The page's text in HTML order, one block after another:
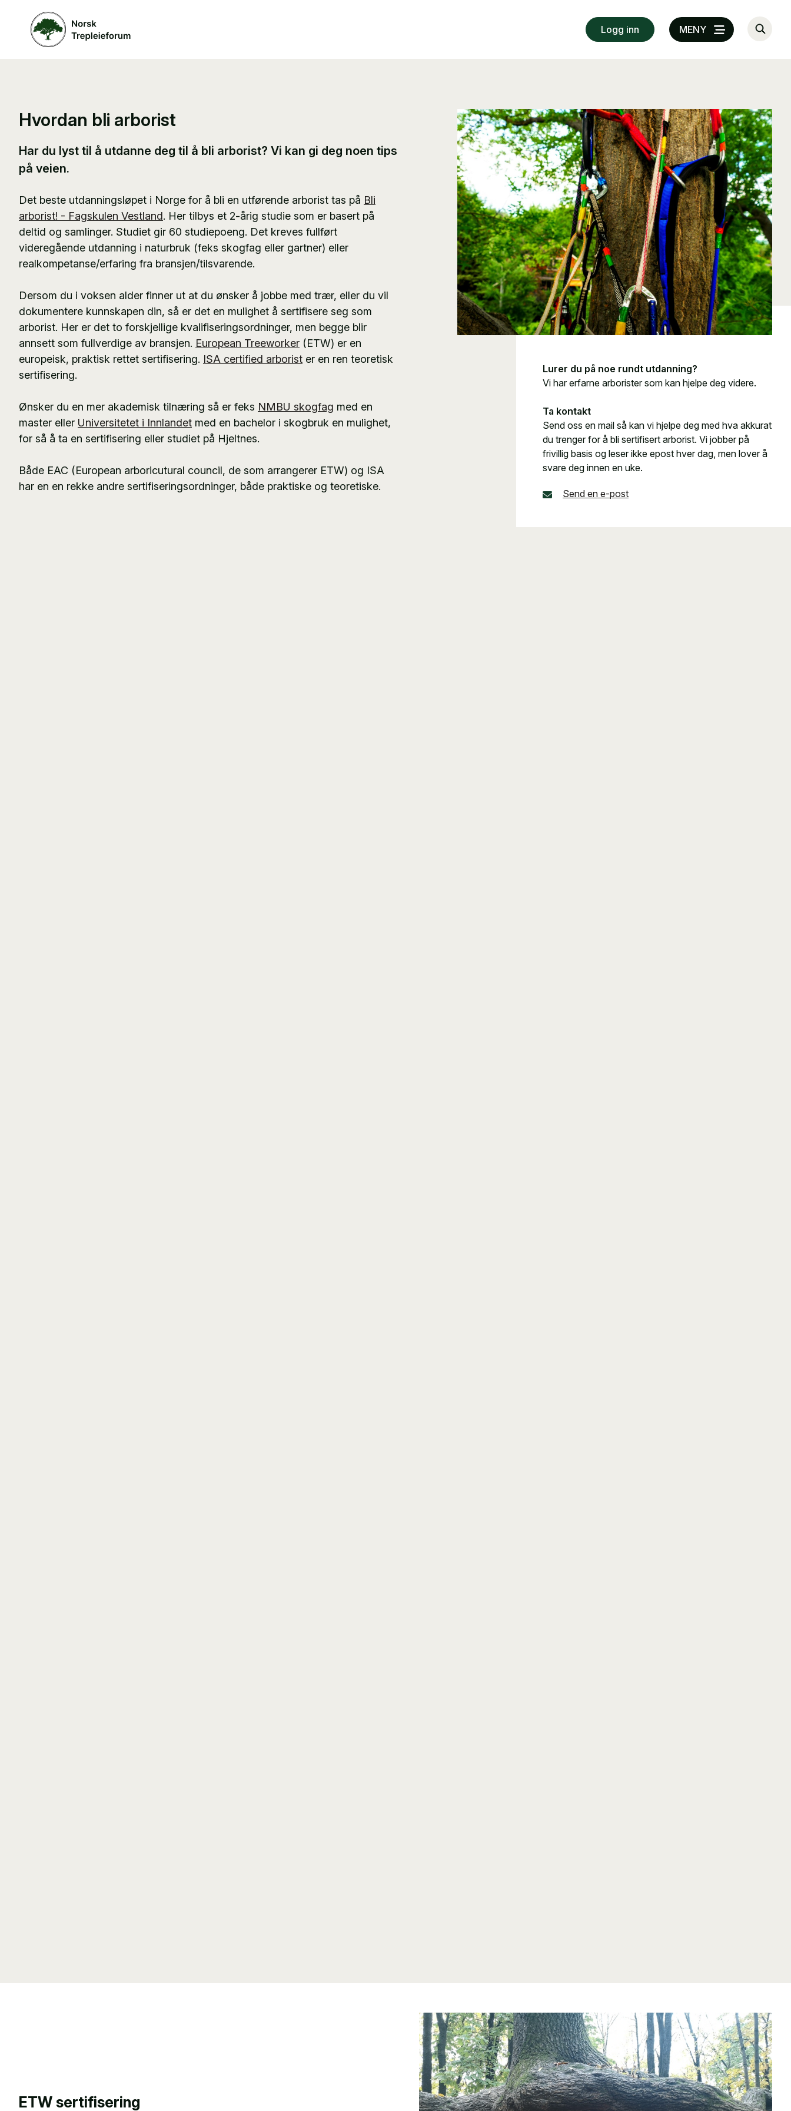
Logg inn MENY
Hvordan bli arborist
Har du lyst til å utdanne deg til å bli arborist? Vi kan gi deg noen tips
på veien.
Det beste utdanningsløpet i Norge for å bli en utførende arborist tas på Bli
arborist! - Fagskulen Vestland. Her tilbys et 2-årig studie som er basert på
deltid og samlinger. Studiet gir 60 studiepoeng. Det kreves fullført
videregående utdanning i naturbruk (feks skogfag eller gartner) eller
realkompetanse/erfaring fra bransjen/tilsvarende.
Dersom du i voksen alder finner ut at du ønsker å jobbe med trær, eller du vil
dokumentere kunnskapen din, så er det en mulighet å sertifisere seg som
arborist. Her er det to forskjellige kvalifiseringsordninger, men begge blir
annsett som fullverdige av bransjen. European Treeworker (ETW) er en
europeisk, praktisk rettet sertifisering. ISA certified arborist er en ren teoretisk
sertifisering.
Ønsker du en mer akademisk tilnæring så er feks NMBU skogfag med en
master eller Universitetet i Innlandet med en bachelor i skogbruk en mulighet,
for så å ta en sertifisering eller studiet på Hjeltnes.
Både EAC (European arboricutural council, de som arrangerer ETW) og ISA
har en en rekke andre sertifiseringsordninger, både praktiske og teoretiske.
Lurer du på noe rundt utdanning?
Vi har erfarne arborister som kan hjelpe deg videre.
Ta kontakt
Send oss en mail så kan vi hjelpe deg med hva akkurat
du trenger for å bli sertifisert arborist. Vi jobber på
frivillig basis og leser ikke epost hver dag, men lover å
svare deg innen en uke.
Send en e-post
ETW sertifisering